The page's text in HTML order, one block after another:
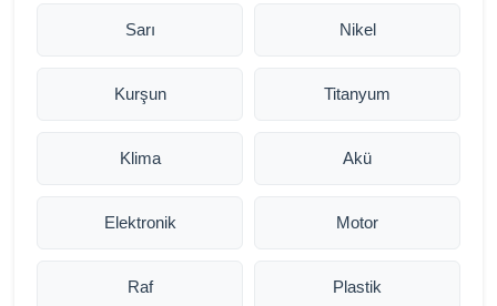
Sarı Nikel
Kurşun Titanyum
Klima Akü
Elektronik Motor
Raf Plastik